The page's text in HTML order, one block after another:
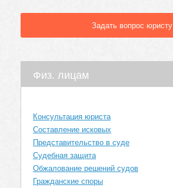
Задать вопрос юристу
Физ. лицам
Консультация юриста
Составление исковых
Представительство в суде
Судебная защита
Обжалование решений судов
Гражданские споры